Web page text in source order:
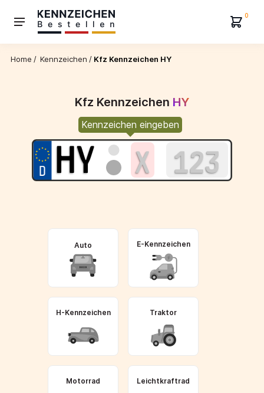
0
Home / Kennzeichen / Kfz Kennzeichen HY
Kfz Kennzeichen HY
Kennzeichen eingeben
Auto E-Kennzeichen
H-Kennzeichen Traktor
Motorrad Leichtkraftrad